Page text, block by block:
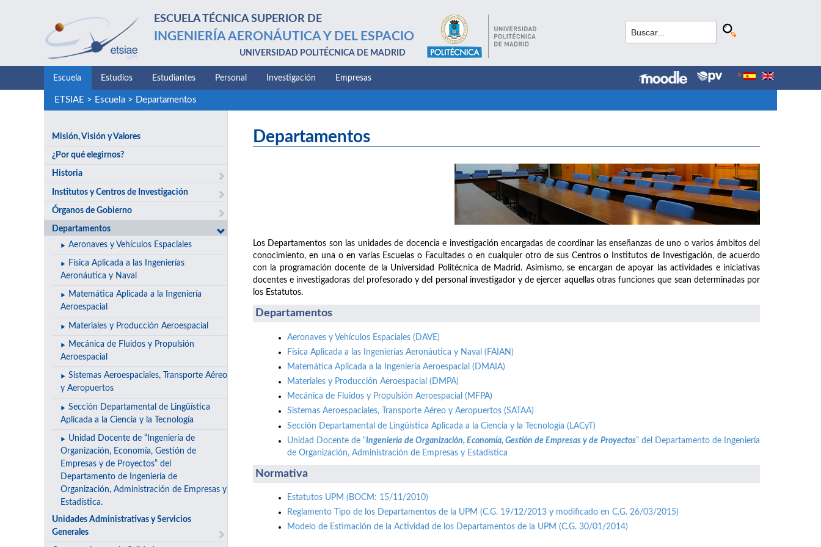
ESCUELA TÉCNICA SUPERIOR DE
INGENIERÍA AERONÁUTICA Y DEL ESPACIO
UNIVERSIDAD POLITÉCNICA DE MADRID
Escuela Estudios Estudiantes Personal Investigación Empresas
ETSIAE > Escuela> Departamentos
Misión, Visión y Valores
¿Por qué elegirnos?
Historia
Institutos y Centros de Investigación
Órganos de Gobierno
Departamentos
Aeronaves y Vehículos Espaciales
Física Aplicada a las Ingenierías
Aeronáutica y Naval
Matemática Aplicada a la Ingeniería
Aeroespacial
Materiales y Producción Aeroespacial
Mecánica de Fluidos y Propulsión
Aeroespacial
Sistemas Aeroespaciales, Transporte Aéreo
y Aeropuertos
Sección Departamental de Lingüística
Aplicada a la Ciencia y la Tecnología
Unidad Docente de “Ingeniería de
Organización, Economía, Gestión de
Empresas y de Proyectos” del
Departamento de Ingeniería de
Organización, Administración de Empresas y
Estadística.
Unidades Administrativas y Servicios
Generales
Departamentos
Los Departamentos son las unidades de docencia e investigación encargadas de coordinar las enseñanzas de uno o varios ámbitos del
conocimiento, en una o en varias Escuelas o Facultades o en cualquier otro de sus Centros o Institutos de Investigación, de acuerdo
con la programación docente de la Universidad Politécnica de Madrid. Asimismo, se encargan de apoyar las actividades e iniciativas
docentes e investigadoras del profesorado y del personal investigador y de ejercer aquellas otras funciones que sean determinadas por
los Estatutos.
Departamentos
Aeronaves y Vehículos Espaciales (DAVE)
Física Aplicada a las Ingenierías Aeronáutica y Naval (FAIAN)
Matemática Aplicada a la Ingeniería Aeroespacial (DMAIA)
Materiales y Producción Aeroespacial (DMPA)
Mecánica de Fluidos y Propulsión Aeroespacial (MFPA)
Sistemas Aeroespaciales, Transporte Aéreo y Aeropuertos (SATAA)
Sección Departamental de Lingüística Aplicada a la Ciencia y la Tecnología (LACyT)
Unidad Docente de “Ingeniería de Organización, Economía, Gestión de Empresas y de Proyectos” del Departamento de Ingeniería
de Organización, Administración de Empresas y Estadística
Normativa
Estatutos UPM (BOCM: 15/11/2010)
Reglamento Tipo de los Departamentos de la UPM (C.G. 19/12/2013 y modificado en C.G. 26/03/2015)
Modelo de Estimación de la Actividad de los Departamentos de la UPM (C.G. 30/01/2014)